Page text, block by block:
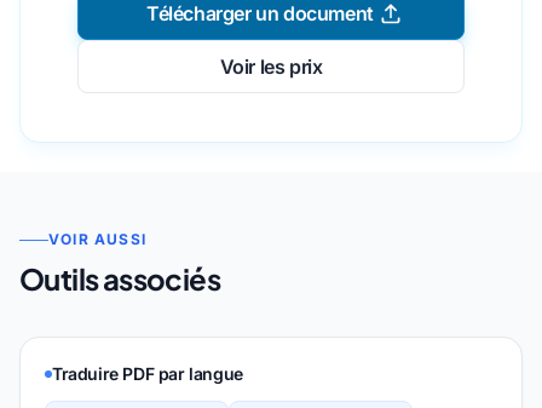
Télécharger un document
Voir les prix
VOIR AUSSI
Outils associés
Traduire PDF par langue